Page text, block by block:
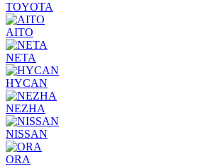
TOYOTA
AITO
NETA
HYCAN
NEZHA
NISSAN
ORA